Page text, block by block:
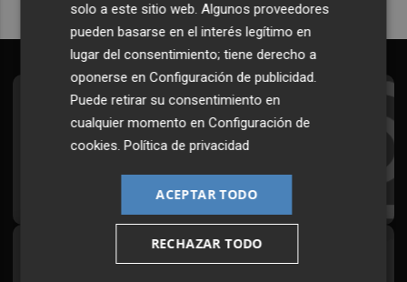
Suscríbete al Boletín
Todos los días a primera hora en tu email
Síguenos en redes
solo a este sitio web. Algunos proveedores
pueden basarse en el interés legítimo en
lugar del consentimiento; tiene derecho a
oponerse enConfiguración de publicidad.
Puede retirar su consentimiento en
cualquier momento enConfiguración de
cookies.Política de privacidad
ACEPTAR TODO
RECHAZAR TODO